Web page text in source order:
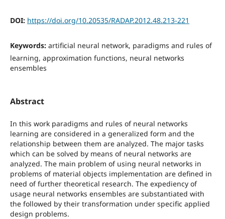
DOI: https://doi.org/10.20535/RADAP.2012.48.213-221
Keywords: artificial neural network, paradigms and rules of
learning, approximation functions, neural networks
ensembles
Abstract
In this work paradigms and rules of neural networks
learning are considered in a generalized form and the
relationship between them are analyzed. The major tasks
which can be solved by means of neural networks are
analyzed. The main problem of using neural networks in
problems of material objects implementation are defined in
need of further theoretical research. The expediency of
usage neural networks ensembles are substantiated with
the followed by their transformation under specific applied
design problems.